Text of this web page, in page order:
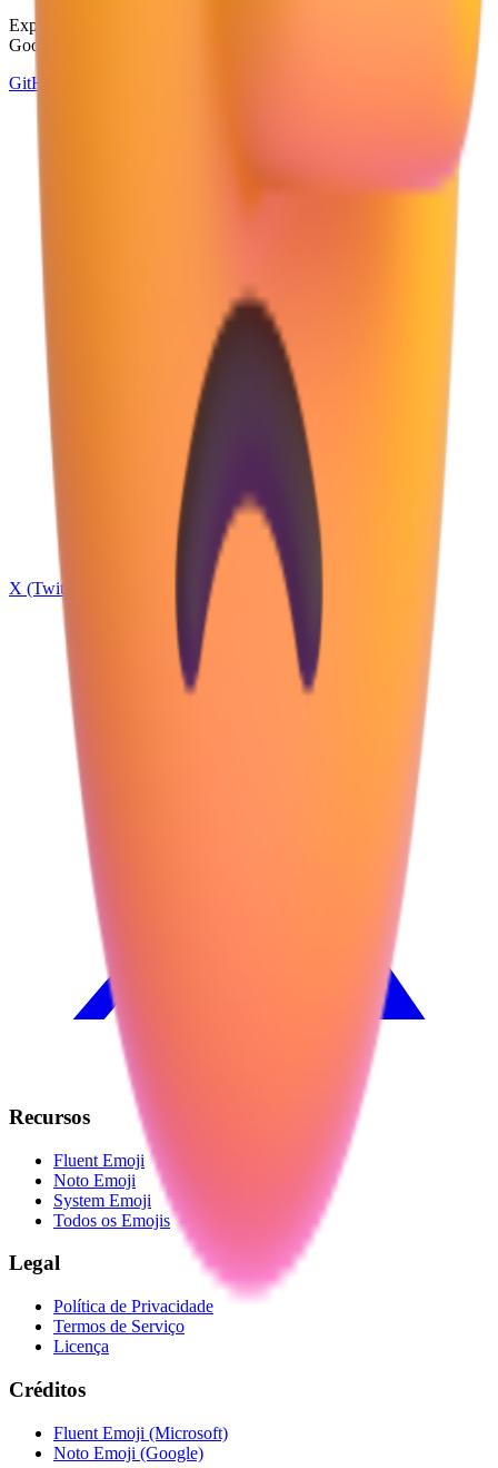
Explore e baixe emojis de múltiplos sistemas de design — Apple,
Google, Microsoft e muito mais, tudo em um só lugar.
GitHub
X (Twitter)
Recursos
Fluent Emoji
Noto Emoji
System Emoji
Todos os Emojis
Legal
Política de Privacidade
Termos de Serviço
Licença
Créditos
Fluent Emoji (Microsoft)
Noto Emoji (Google)